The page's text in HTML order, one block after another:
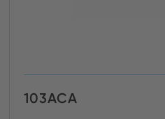
103ACA